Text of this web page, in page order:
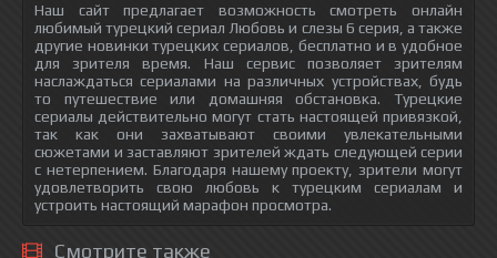
Наш сайт предлагает возможность смотреть онлайн
любимый турецкий сериал Любовь и слезы 6 серия, а также
другие новинки турецких сериалов, бесплатно и в удобное
для зрителя время. Наш сервис позволяет зрителям
наслаждаться сериалами на различных устройствах, будь
то путешествие или домашняя обстановка. Турецкие
сериалы действительно могут стать настоящей привязкой,
так как они захватывают своими увлекательными
сюжетами и заставляют зрителей ждать следующей серии
с нетерпением. Благодаря нашему проекту, зрители могут
удовлетворить свою любовь к турецким сериалам и
устроить настоящий марафон просмотра.
Смотрите также